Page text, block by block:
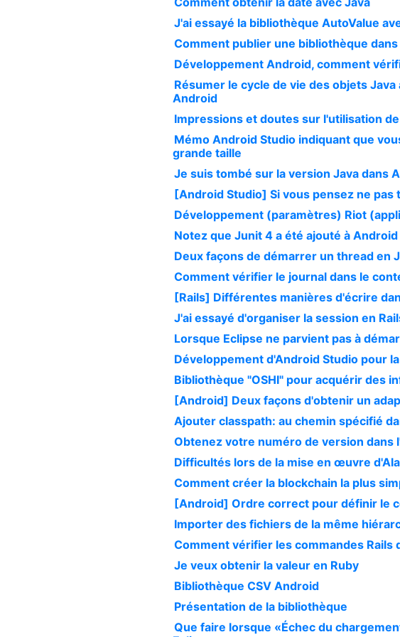
J'ai essayé la bibliothèque AutoValue
Comment publier une bibliothèque
Développement Android, comment
Résumer le cycle de vie des objets
Android
Impressions et doutes sur l'utilisation
Mémo Android Studio indiquant que
grande taille
Je suis tombé sur la version Java dans
[Android Studio] Si vous pensez ne
Développement (paramètres) Riot
Notez que Junit 4 a été ajouté à
Deux façons de démarrer un thread en
Comment vérifier le journal dans le
[Rails] Différentes manières d'écrire
J'ai essayé d'organiser la session en
Lorsque Eclipse ne parvient pas à
Développement d'Android Studio pour
Bibliothèque "OSHI" pour acquérir des
[Android] Deux façons d'obtenir un
Ajouter classpath: au chemin spécifié
Obtenez votre numéro de version dans
Difficultés lors de la mise en œuvre
Comment créer la blockchain la plus
[Android] Ordre correct pour définir le
Importer des fichiers de la même
Comment vérifier les commandes Rails
Je veux obtenir la valeur en Ruby
Bibliothèque CSV Android
Présentation de la bibliothèque
Que faire lorsque «Échec du